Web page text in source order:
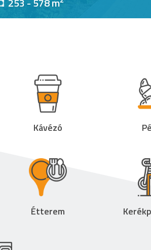
Kávézó
Étterem